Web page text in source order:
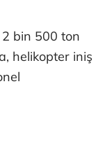
bin 500 ton
helikopter iniş